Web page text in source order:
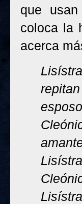
que
coloca la
acerca